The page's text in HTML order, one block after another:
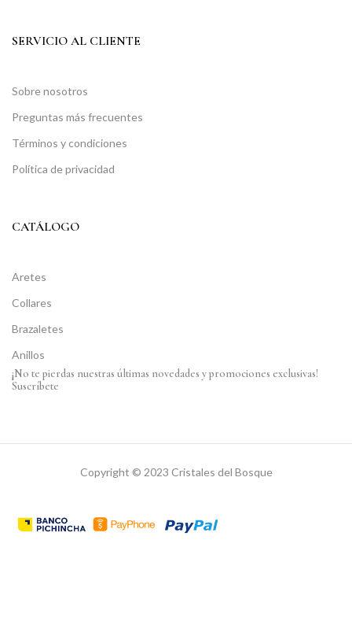
SERVICIO AL CLIENTE
Sobre nosotros
Preguntas más frecuentes
Términos y condiciones
Política de privacidad
CATÁLOGO
Aretes
Collares
Brazaletes
Anillos
¡No te pierdas nuestras últimas novedades y promociones exclusivas!
Suscríbete
Copyright © 2023 Cristales del Bosque